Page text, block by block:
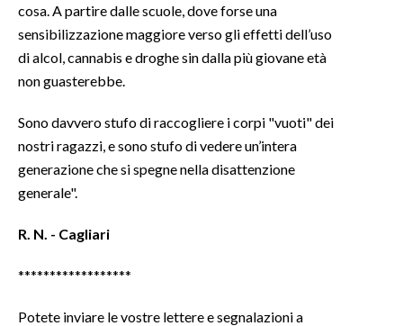
cosa. A partire dalle scuole, dove forse una
sensibilizzazione maggiore verso gli effetti dell’uso
di alcol, cannabis e droghe sin dalla più giovane età
non guasterebbe.
Sono davvero stufo di raccogliere i corpi "vuoti" dei
nostri ragazzi, e sono stufo di vedere un’intera
generazione che si spegne nella disattenzione
generale".
R. N. - Cagliari
******************
Potete inviare le vostre lettere e segnalazioni a